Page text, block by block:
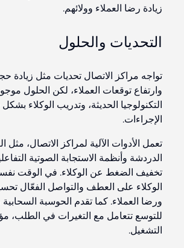
زيادة رضا العملاء وولائهم.
التحديات والحلول
تواجه مراكز الاتصال تحديات مثل زيادة
وارتفاع توقعات العملاء، لكن الحلول
التكنولوجيا الحديثة، وتدريب الوكلاء
الإجراءات.
تعمل الأدوات الآلية لمراكز الاتصال، مثل
تخفيف الضغط عن الوكلاء. في الوقت
الوكلاء على العطف والتواصل الفعّال
ورضا العملاء. كما تقدم الحوسبة السحابية
للتوسع تتعامل مع التغيرات في الطلب،
التشغيل.